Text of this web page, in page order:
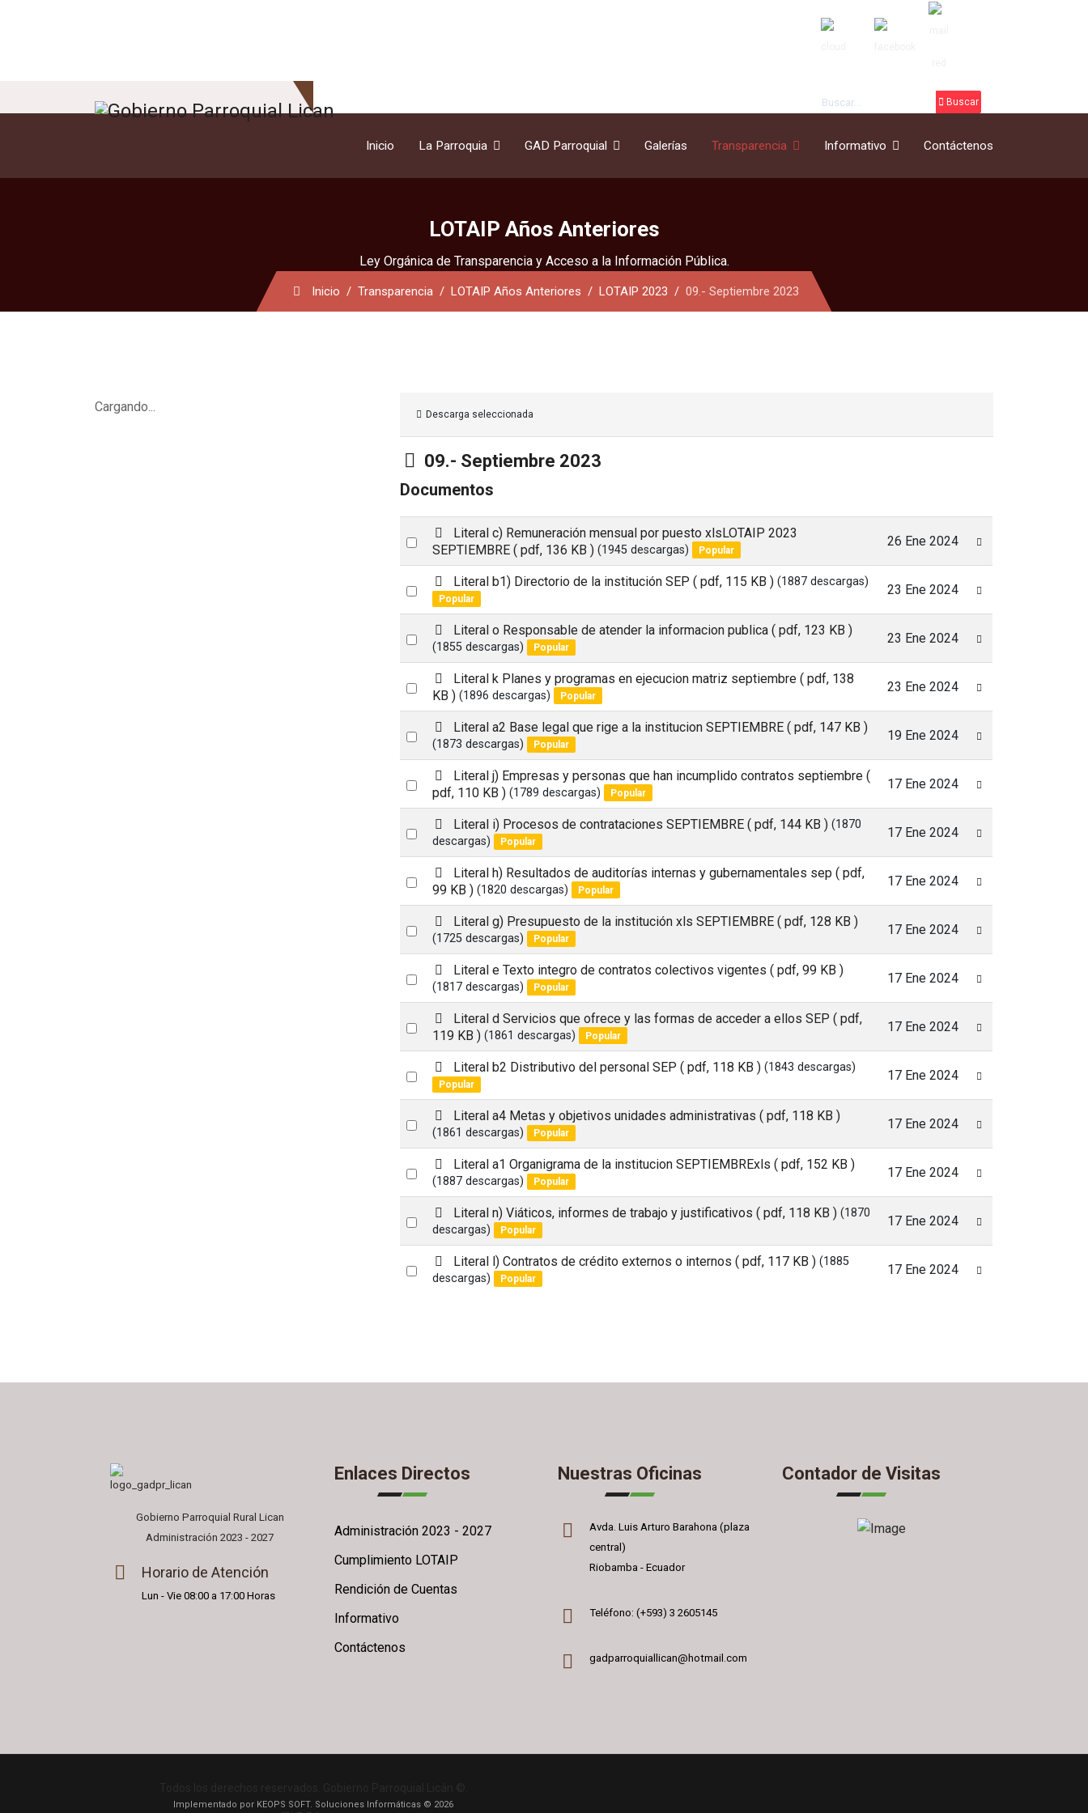
Buscar
Inicio La Parroquia GAD Parroquial Galerías Transparencia Informativo Contáctenos
LOTAIP Años Anteriores
Ley Orgánica de Transparencia y Acceso a la Información Pública.
Inicio Transparencia LOTAIP Años Anteriores LOTAIP 2023 09.- Septiembre 2023
Cargando...
Descarga seleccionada
Carpeta
09.- Septiembre 2023
Documentos
Select
an
item
p
d
f
Literal c) Remuneración mensual por puesto xlsLOTAIP 2023
SEPTIEMBRE ( pdf, 136 KB ) (1945 descargas) Popular
26 Ene 2024
Select
an
item
p
d
f
Literal b1) Directorio de la institución SEP ( pdf, 115 KB ) (1887 descargas)
Popular
23 Ene 2024
Select
an
item
p
d
f
Literal o Responsable de atender la informacion publica ( pdf, 123 KB )
(1855 descargas) Popular
23 Ene 2024
Select
an
item
p
d
f
Literal k Planes y programas en ejecucion matriz septiembre ( pdf, 138
KB ) (1896 descargas) Popular
23 Ene 2024
Select
an
item
p
d
f
Literal a2 Base legal que rige a la institucion SEPTIEMBRE ( pdf, 147 KB )
(1873 descargas) Popular
19 Ene 2024
Select
an
item
p
d
f
Literal j) Empresas y personas que han incumplido contratos septiembre (
pdf, 110 KB ) (1789 descargas) Popular
17 Ene 2024
Select
an
item
p
d
f
Literal i) Procesos de contrataciones SEPTIEMBRE ( pdf, 144 KB ) (1870
descargas)
Popular
17 Ene 2024
Select
an
item
p
d
f
Literal h) Resultados de auditorías internas y gubernamentales sep ( pdf,
99 KB ) (1820 descargas) Popular
17 Ene 2024
Select
an
item
p
d
f
Literal g) Presupuesto de la institución xls SEPTIEMBRE ( pdf, 128 KB )
(1725 descargas) Popular
17 Ene 2024
Select
an
item
p
d
f
Literal e Texto integro de contratos colectivos vigentes ( pdf, 99 KB )
(1817 descargas) Popular
17 Ene 2024
Select
an
item
p
d
f
Literal d Servicios que ofrece y las formas de acceder a ellos SEP ( pdf,
119 KB ) (1861 descargas) Popular
17 Ene 2024
Select
an
item
p
d
f
Literal b2 Distributivo del personal SEP ( pdf, 118 KB ) (1843 descargas)
Popular
17 Ene 2024
Select
an
item
p
d
f
Literal a4 Metas y objetivos unidades administrativas ( pdf, 118 KB )
(1861 descargas) Popular
17 Ene 2024
Select
an
item
p
d
f
Literal a1 Organigrama de la institucion SEPTIEMBRExls ( pdf, 152 KB )
(1887 descargas) Popular
17 Ene 2024
Select
an
item
p
d
f
Literal n) Viáticos, informes de trabajo y justificativos ( pdf, 118 KB ) (1870
descargas)
Popular
17 Ene 2024
Select
p
d
Literal l) Contratos de crédito externos o internos ( pdf, 117 KB ) (1885
descargas)
Popular
17 Ene 2024
Gobierno Parroquial Rural Lican
Administración 2023 - 2027
Horario de Atención
Lun - Vie 08:00 a 17:00 Horas
Enlaces Directos
Administración 2023 - 2027
Cumplimiento LOTAIP
Rendición de Cuentas
Informativo
Contáctenos
Nuestras Oficinas
Avda. Luis Arturo Barahona (plaza
central)
Riobamba - Ecuador
Teléfono: (+593) 3 2605145
gadparroquiallican@hotmail.com
Contador de Visitas
Implementado por KEOPS SOFT. Soluciones Informáticas © 2026